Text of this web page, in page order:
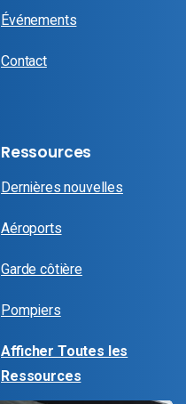
Événements
Contact
Ressources
Dernières nouvelles
Aéroports
Garde côtière
Pompiers
Afficher Toutes les
Ressources